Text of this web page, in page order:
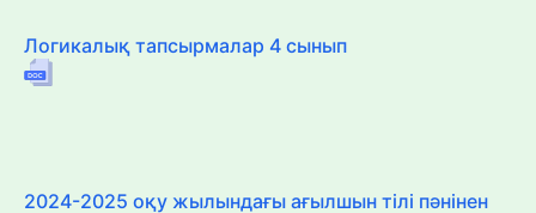
Логикалық тапсырмалар 4 сынып
2024-2025 оқу жылындағы ағылшын тілі пәнінен